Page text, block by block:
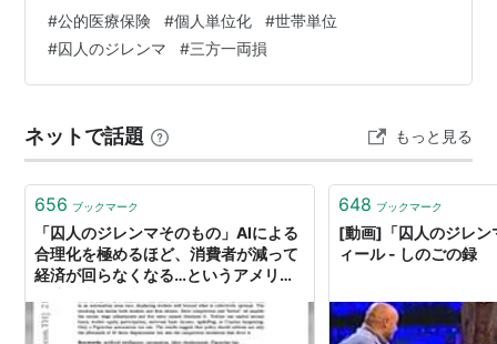
（有限／無限）繰り返しのある囚人のジレンマ問題もあ
る。
→
社会的ジレンマ（三人以上のジレンマ）
ナッシュ均衡（陥ると戦略変更のインセンティブが無
くなる均衡）
戦略的補完性（今のナッシュ均衡から離脱し、より良
い均衡へと移動する際に重要な概念）
関連キーワード
の意志ではなく、財政事情に合わせた極めて不誠実な
「単位のつまみ食い」であることに気づく。 1. 取る時と
出す時で変わる「国家の物差し」 現在の日本政府は、自
「世帯」という二つの単位を使い分けている。 まず、
「徴収（取る時）」においては「個人」が強…
#公的医療保険 #個人単位化 #世帯単位
#囚人のジレンマ #三方一両損
ネットで話題 もっと見る
656 ブックマーク
「囚人のジレンマそのもの」AIによる
合理化を極めるほど、消費者が減って
経済が回らなくなる…というアメリカ
よね」と納得感がある
648 ブックマーク
[動画]「囚人のジレン
ィール - しのごの録